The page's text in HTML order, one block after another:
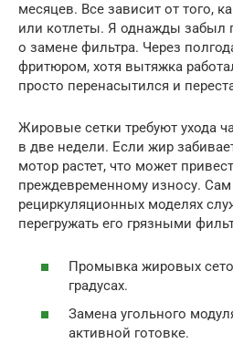
месяцев. Все зависит от того,
или котлеты. Я однажды забыл
о замене фильтра. Через
фритюром, хотя вытяжка
просто перенасытился и
Жировые сетки требуют ухода
в две недели. Если жир
мотор растет, что может
преждевременному износу. Сам
рециркуляционных моделях
перегружать его грязными
Промывка жировых
градусах.
Замена угольного
активной готовке.